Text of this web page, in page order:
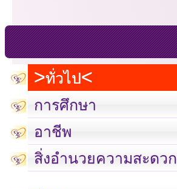
ทั่วไป
การศึกษา
อาชีพ
สิ่งอำนวยความสะดวก